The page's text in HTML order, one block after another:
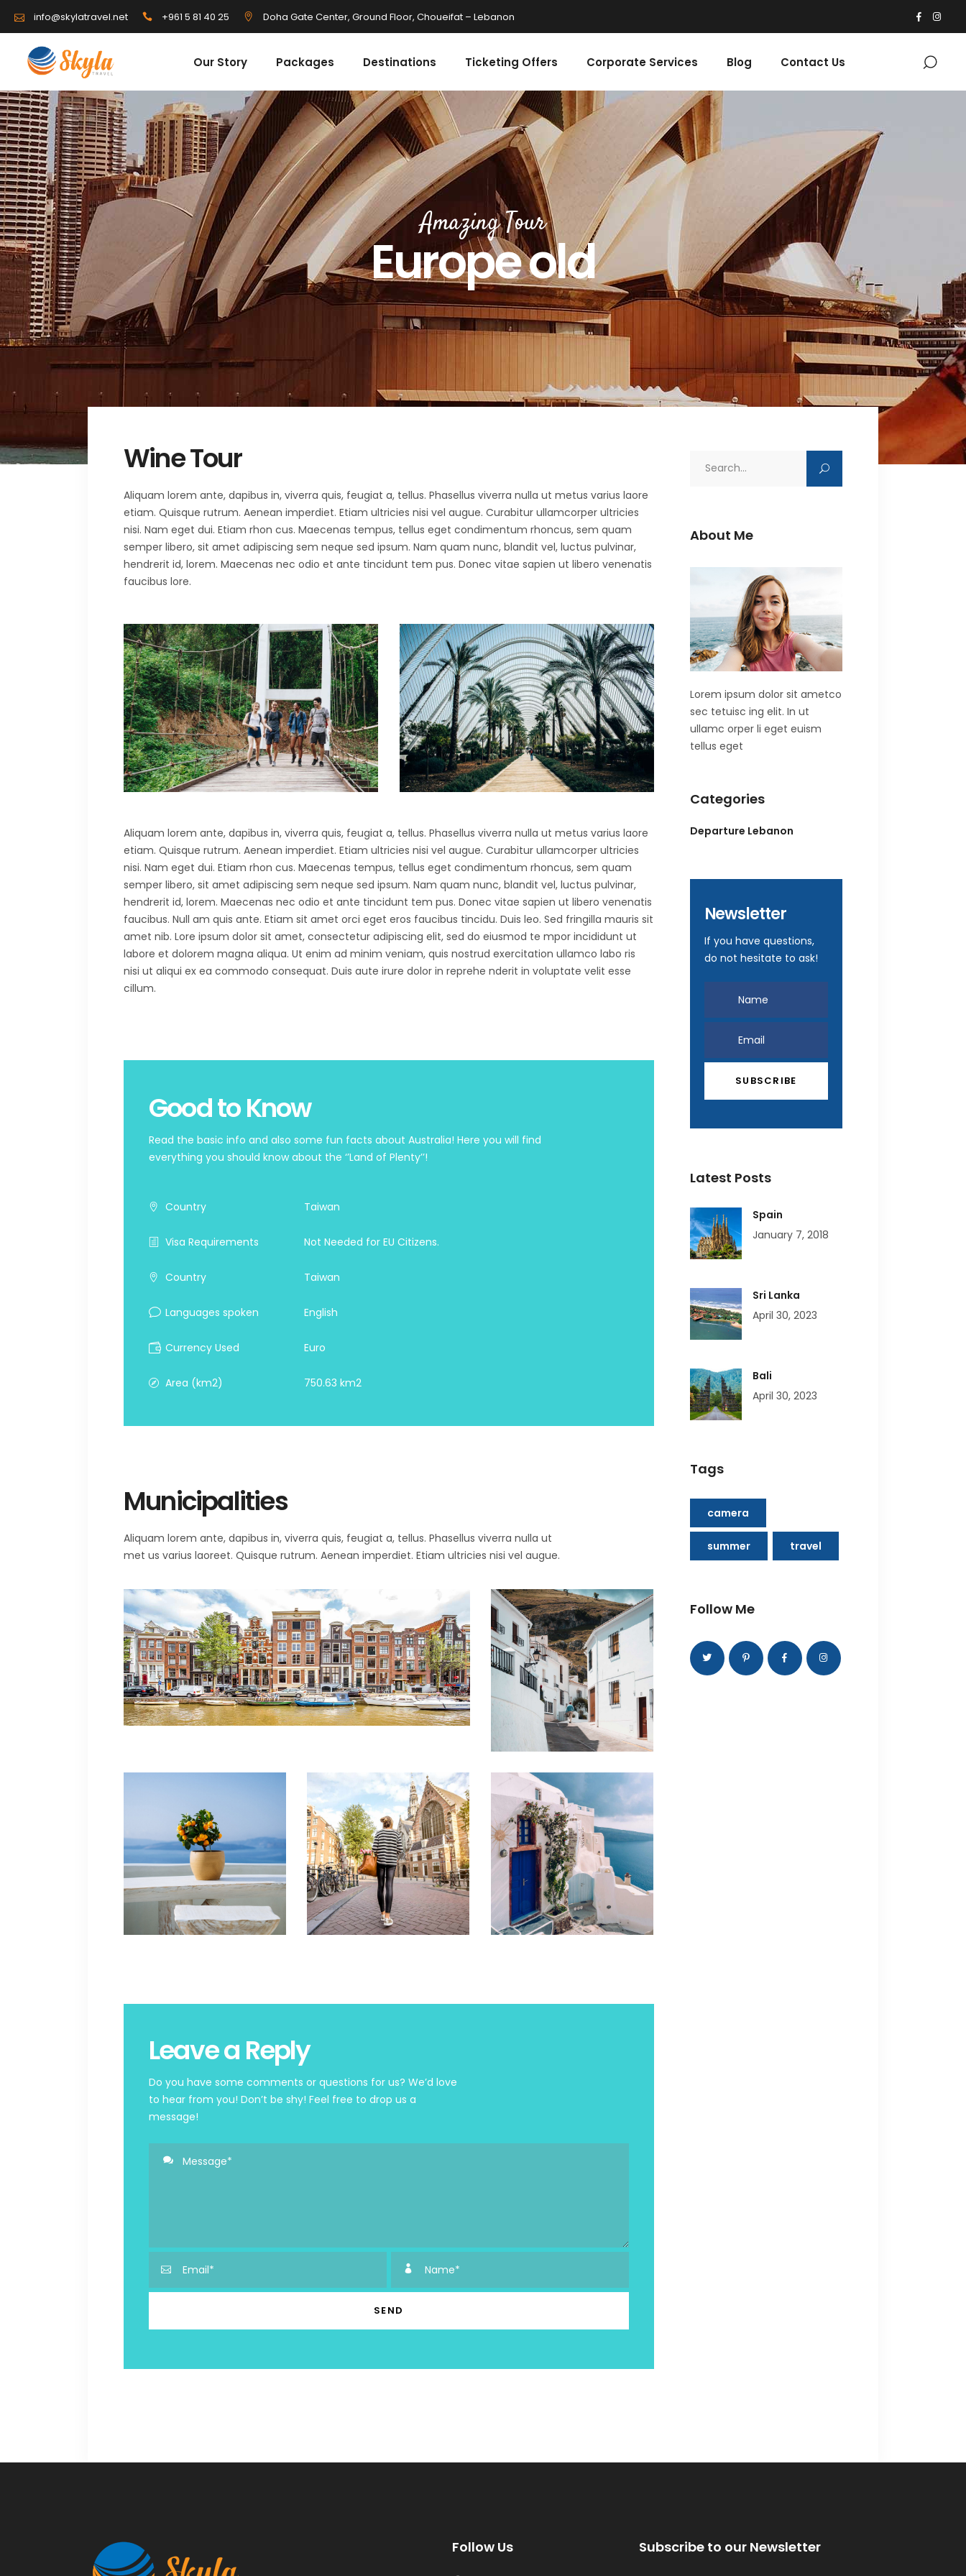
info@skylatravel.net +961 5 81 40 25 Doha Gate Center, Ground Floor, Choueifat – Lebanon
Our Story Packages Destinations Ticketing Offers Corporate Services Blog Contact Us
Amazing Tour
Europe old
Wine Tour
Aliquam lorem ante, dapibus in, viverra quis, feugiat a, tellus. Phasellus viverra nulla ut metus varius laore
etiam. Quisque rutrum. Aenean imperdiet. Etiam ultricies nisi vel augue. Curabitur ullamcorper ultricies
nisi. Nam eget dui. Etiam rhon cus. Maecenas tempus, tellus eget condimentum rhoncus, sem quam
semper libero, sit amet adipiscing sem neque sed ipsum. Nam quam nunc, blandit vel, luctus pulvinar,
hendrerit id, lorem. Maecenas nec odio et ante tincidunt tem pus. Donec vitae sapien ut libero venenatis
faucibus lore.
Aliquam lorem ante, dapibus in, viverra quis, feugiat a, tellus. Phasellus viverra nulla ut metus varius laore
etiam. Quisque rutrum. Aenean imperdiet. Etiam ultricies nisi vel augue. Curabitur ullamcorper ultricies
nisi. Nam eget dui. Etiam rhon cus. Maecenas tempus, tellus eget condimentum rhoncus, sem quam
semper libero, sit amet adipiscing sem neque sed ipsum. Nam quam nunc, blandit vel, luctus pulvinar,
hendrerit id, lorem. Maecenas nec odio et ante tincidunt tem pus. Donec vitae sapien ut libero venenatis
faucibus. Null am quis ante. Etiam sit amet orci eget eros faucibus tincidu. Duis leo. Sed fringilla mauris sit
amet nib. Lore ipsum dolor sit amet, consectetur adipiscing elit, sed do eiusmod te mpor incididunt ut
labore et dolorem magna aliqua. Ut enim ad minim veniam, quis nostrud exercitation ullamco labo ris
nisi ut aliqui ex ea commodo consequat. Duis aute irure dolor in reprehe nderit in voluptate velit esse
cillum.
Good to Know
Read the basic info and also some fun facts about Australia! Here you will find
everything you should know about the ‘’Land of Plenty’’!
Country Taiwan
Visa Requirements Not Needed for EU Citizens.
Country Taiwan
Languages spoken English
Currency Used Euro
Area (km2) 750.63 km2
Municipalities
Aliquam lorem ante, dapibus in, viverra quis, feugiat a, tellus. Phasellus viverra nulla ut
met us varius laoreet. Quisque rutrum. Aenean imperdiet. Etiam ultricies nisi vel augue.
Leave a Reply
Do you have some comments or questions for us? We’d love
to hear from you! Don’t be shy! Feel free to drop us a
message!
About Me
Lorem ipsum dolor sit ametco
sec tetuisc ing elit. In ut
ullamc orper li eget euism
tellus eget
Categories
Departure Lebanon
Newsletter
If you have questions,
do not hesitate to ask!
Latest Posts
Spain
January 7, 2018
Sri Lanka
April 30, 2023
Bali
April 30, 2023
Tags
camera
summer travel
Follow Me
Follow Us Subscribe to our Newsletter